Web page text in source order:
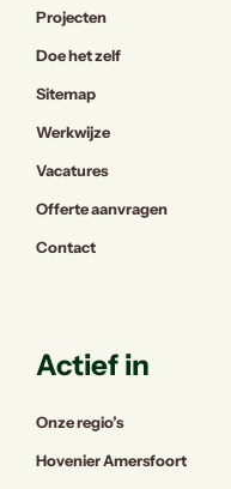
Projecten
Doe het zelf
Sitemap
Werkwijze
Vacatures
Offerte aanvragen
Contact
Actief in
Onze regio’s
Hovenier Amersfoort